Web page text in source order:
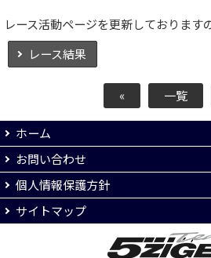
レース活動ページを更新しております
レース結果
« 一覧
ホーム
お問い合わせ
個人情報保護方針
サイトマップ